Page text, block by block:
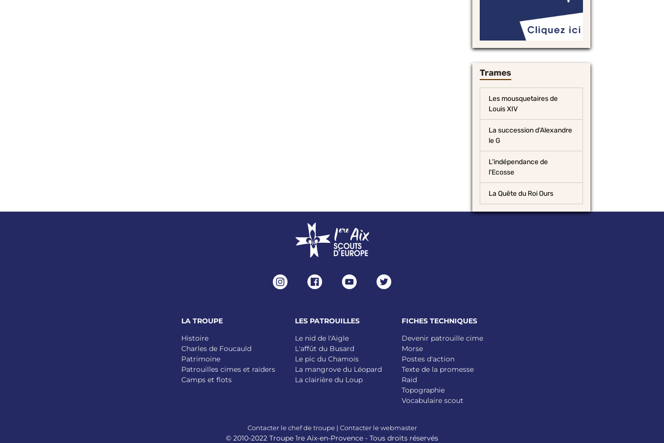
Trames
Les mousquetaires de
Louis XIV
La succession d'Alexandre
le G
L'indépendance de
l'Ecosse
La Quête du Roi Ours
LA TROUPE
Histoire
Charles de Foucauld
Patrimoine
Patrouilles cimes et raiders
Camps et flots
LES PATROUILLES
Le nid de l'Aigle
L'affût du Busard
Le pic du Chamois
La mangrove du Léopard
La clairière du Loup
FICHES TECHNIQUES
Devenir patrouille cime
Morse
Postes d'action
Texte de la promesse
Raid
Topographie
Vocabulaire scout
Contacter le chef de troupe| Contacter le webmaster
© 2010-2022 Troupe 1re Aix-en-Provence - Tous droits réservés